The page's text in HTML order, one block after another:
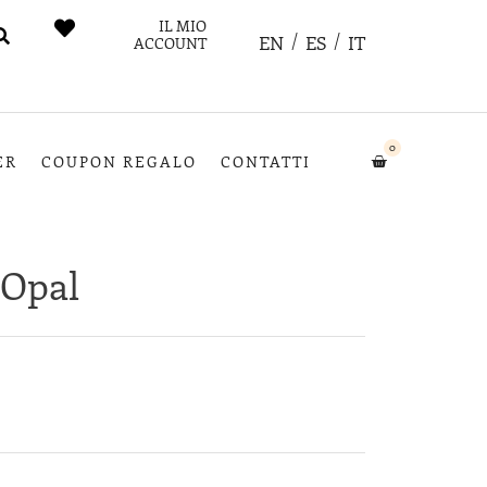
IL MIO
ACCOUNT
EN ES IT
COUPON REGALO CONTATTI
0